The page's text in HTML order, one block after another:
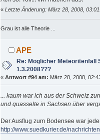
« Letzte Änderung: März 28, 2008,
Grau ist alle Theorie ...
APE
Re: Möglicher Meteoritenfall
1.3.2008???
« Antwort #94 am: März 28, 2008,
... kaum war ich aus der Schweiz
und quasselte in Sachsen über
Der Ausflug zum Bodensee war
http://www.suedkurier.de/